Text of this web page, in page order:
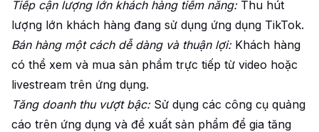
Tiếp cận lượng lớn khách hàng tiềm năng:Thu hút
lượng lớn khách hàng đang sử dụng ứng dụng TikTok.
Bán hàng một cách dễ dàng và thuận lợi:Khách hàng
có thể xem và mua sản phẩm trực tiếp từ video hoặc
livestream trên ứng dụng.
Tăng doanh thu vượt bậc:Sử dụng các công cụ quảng
cáo trên ứng dụng và đề xuất sản phẩm để gia tăng